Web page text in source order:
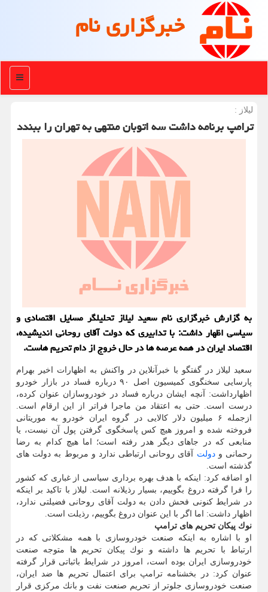
خبرگزاری نام
منو
لیلاز :
ترامپ برنامه داشت سه اتوبان منتهی به تهران را ببندد
به گزارش خبرگزاری نام سعید لیلاز تحلیلگر مسایل اقتصادی و
سیاسی اظهار داشت: با تدابیری كه دولت آقای روحانی اندیشیده،
اقتصاد ایران در همه عرصه ها در حال خروج از دام تحریم هاست.
سعید لیلاز در گفتگو با خبرآنلاین در واكنش به اظهارات اخیر بهرام
پارسایی سخنگوی كمیسیون اصل ۹۰ درباره فساد در بازار خودرو
اظهارداشت: آنچه ایشان درباره فساد در خودروسازان عنوان كرده،
درست است. حتی به اعتقاد من ماجرا فراتر از این ارقام است.
ازجمله ۶ میلیون دلار كالایی در گروه ایران خودرو به موریتانی
فروخته شده و امروز هیچ كس پاسخگوی گرفتن پول آن نیست، یا
منابعی كه در جاهای دیگر هدر رفته است؛ اما هیچ كدام به رضا
رحمانی ودولت آقای روحانی ارتباطی ندارد و مربوط به دولت های
گذشته است.
او اضافه كرد: اینكه با هدف بهره برداری سیاسی از غباری كه كشور
را فرا گرفته دروغ بگوییم، بسیار رذیلانه است. لیلاز با تاكید بر اینكه
در شرایط كنونی فحش دادن به دولت آقای روحانی فضیلتی ندارد،
اظهار داشت: اما اگر با این عنوان دروغ بگوییم، رذیلت است.
نوك پیكان تحریم های ترامپ
او با اشاره به اینكه صنعت خودروسازی با همه مشكلاتی كه در
ارتباط با تحریم ها داشته و نوك پیكان تحریم ها متوجه صنعت
خودروسازی ایران بوده است، امروز در شرایط باثباتی قرار گرفته
عنوان كرد: در بخشنامه ترامپ برای اعتمال تحریم ها ضد ایران،
صنعت خودروسازی جلوتر از تحریم صنعت نفت و بانك مركزی قرار